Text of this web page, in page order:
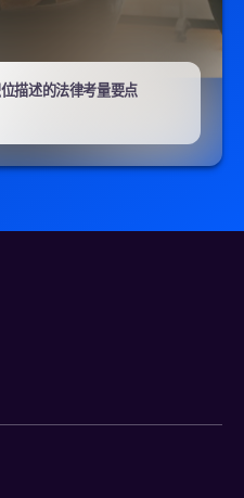
描述的法律考量要点